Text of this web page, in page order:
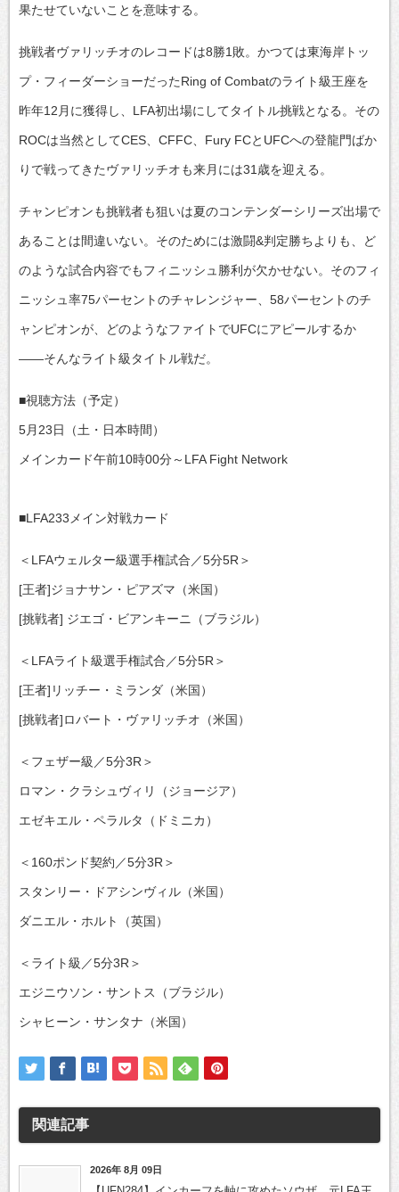
果たせていないことを意味する。
挑戦者ヴァリッチオのレコードは8勝1敗。かつては東海岸トッ
プ・フィーダーショーだったRing of Combatのライト級王座を
昨年12月に獲得し、LFA初出場にしてタイトル挑戦となる。その
ROCは当然としてCES、CFFC、Fury FCとUFCへの登龍門ばか
りで戦ってきたヴァリッチオも来月には31歳を迎える。
チャンピオンも挑戦者も狙いは夏のコンテンダーシリーズ出場で
あることは間違いない。そのためには激闘&判定勝ちよりも、ど
のような試合内容でもフィニッシュ勝利が欠かせない。そのフィ
ニッシュ率75パーセントのチャレンジャー、58パーセントのチ
ャンピオンが、どのようなファイトでUFCにアピールするか
――そんなライト級タイトル戦だ。
■視聴方法（予定）
5月23日（土・日本時間）
メインカード午前10時00分～LFA Fight Network
■LFA233メイン対戦カード
＜LFAウェルター級選手権試合／5分5R＞
[王者]ジョナサン・ピアズマ（米国）
[挑戦者] ジエゴ・ビアンキーニ（ブラジル）
＜LFAライト級選手権試合／5分5R＞
[王者]リッチー・ミランダ（米国）
[挑戦者]ロバート・ヴァリッチオ（米国）
＜フェザー級／5分3R＞
ロマン・クラシュヴィリ（ジョージア）
エゼキエル・ペラルタ（ドミニカ）
＜160ポンド契約／5分3R＞
スタンリー・ドアシンヴィル（米国）
ダニエル・ホルト（英国）
＜ライト級／5分3R＞
エジニウソン・サントス（ブラジル）
シャヒーン・サンタナ（米国）
関連記事
2026年 8月 09日